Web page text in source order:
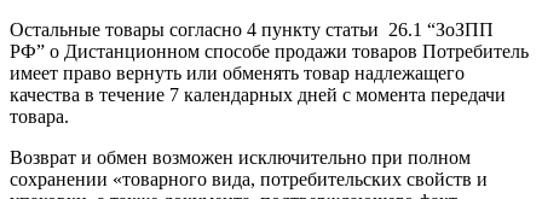
Остальные товары согласно 4 пункту статьи 26.1 “ЗоЗПП
РФ” о Дистанционном способе продажи товаров Потребитель
имеет право вернуть или обменять товар надлежащего
качества в течение 7 календарных дней с момента передачи
товара.
Возврат и обмен возможен исключительно при полном
сохранении «товарного вида, потребительских свойств и